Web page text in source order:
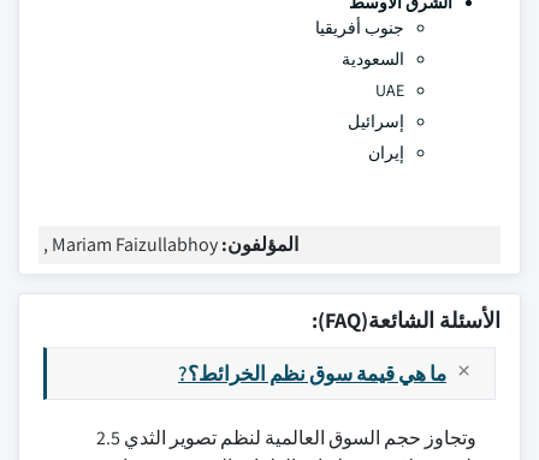
جنوب أفريقيا
السعودية
UAE
إسرائيل
إيران
المؤلفون:Mariam Faizullabhoy ,
الأسئلة الشائعة(FAQ):
ما هي قيمة سوق نظم الخرائط؟?
وتجاوز حجم السوق العالمية لنظم تصوير الثدي 2.5